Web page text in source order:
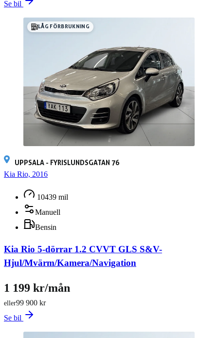
Se bil
LÅG FÖRBRUKNING
UPPSALA - FYRISLUNDSGATAN 76
Kia Rio, 2016
10439 mil
Manuell
Bensin
Kia Rio 5-dörrar 1.2 CVVT GLS S&V-
Hjul/Mvärm/Kamera/Navigation
99 900 kr
eller
1 199 kr/mån
Se bil